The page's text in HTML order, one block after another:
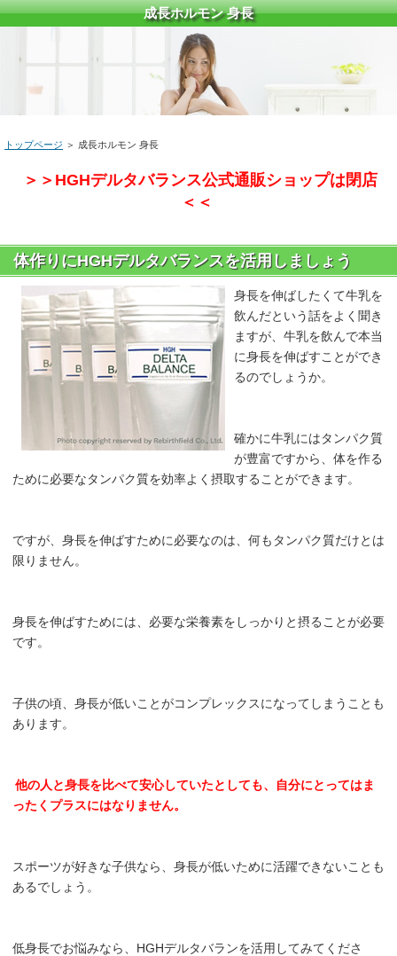
成長ホルモン 身長
トップページ ＞ 成長ホルモン 身長
＞＞HGHデルタバランス公式通販ショップは閉店
＜＜
体作りにHGHデルタバランスを活用しましょう
身長を伸ばしたくて牛乳を
飲んだという話をよく聞き
ますが、牛乳を飲んで本当
に身長を伸ばすことができ
るのでしょうか。
確かに牛乳にはタンパク質
が豊富ですから、体を作る
ために必要なタンパク質を効率よく摂取することができます。
ですが、身長を伸ばすために必要なのは、何もタンパク質だけとは
限りません。
身長を伸ばすためには、必要な栄養素をしっかりと摂ることが必要
です。
子供の頃、身長が低いことがコンプレックスになってしまうことも
あります。
他の人と身長を比べて安心していたとしても、自分にとってはま
ったくプラスにはなりません。
スポーツが好きな子供なら、身長が低いために活躍できないことも
あるでしょう。
低身長でお悩みなら、HGHデルタバランを活用してみてくださ